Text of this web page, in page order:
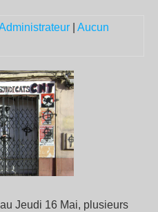
Aucun
Jeudi 16 Mai, plusieurs